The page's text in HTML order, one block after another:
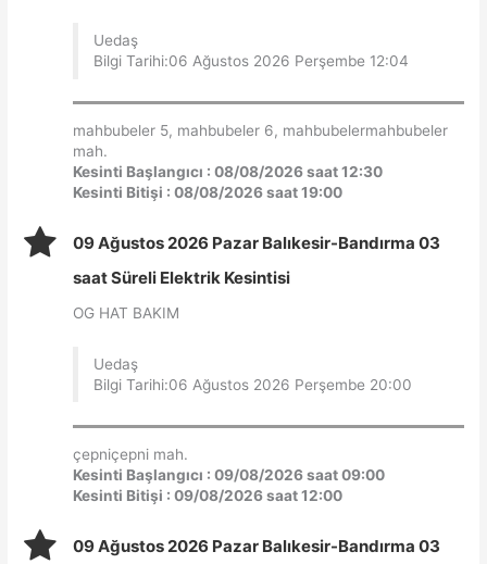
Uedaş
Bilgi Tarihi:06 Ağustos 2026 Perşembe 12:04
mahbubeler 5, mahbubeler 6, mahbubelermahbubeler
mah.
Kesinti Başlangıcı : 08/08/2026 saat 12:30
Kesinti Bitişi : 08/08/2026 saat 19:00
09 Ağustos 2026 Pazar Balıkesir-Bandırma 03
saat Süreli Elektrik Kesintisi
OG HAT BAKIM
Uedaş
Bilgi Tarihi:06 Ağustos 2026 Perşembe 20:00
çepniçepni mah.
Kesinti Başlangıcı : 09/08/2026 saat 09:00
Kesinti Bitişi : 09/08/2026 saat 12:00
09 Ağustos 2026 Pazar Balıkesir-Bandırma 03